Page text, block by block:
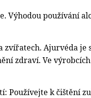
Výhodou používání
zvířatech. Ajurvéda je
zdraví. Ve
Používejte k čištění